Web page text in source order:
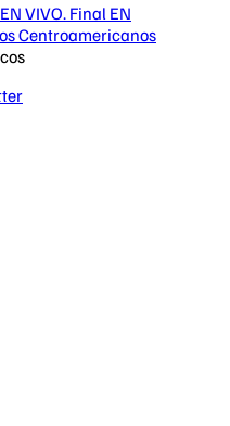
VIVO. Final EN
Centroamericanos